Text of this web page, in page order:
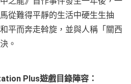
從難得平靜的生活中硬生生抽
平而奔走斡旋，並與人稱「關西
。
Plus遊戲目錄陣容：